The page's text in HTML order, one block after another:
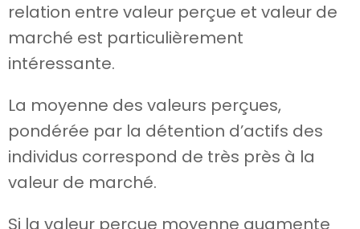
relation entre valeur perçue et valeur de
marché est particulièrement
intéressante.
La moyenne des valeurs perçues,
pondérée par la détention d’actifs des
individus correspond de très près à la
valeur de marché.
Si la valeur perçue moyenne augmente